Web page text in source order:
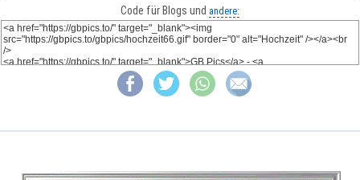
Code für Blogs und andere: